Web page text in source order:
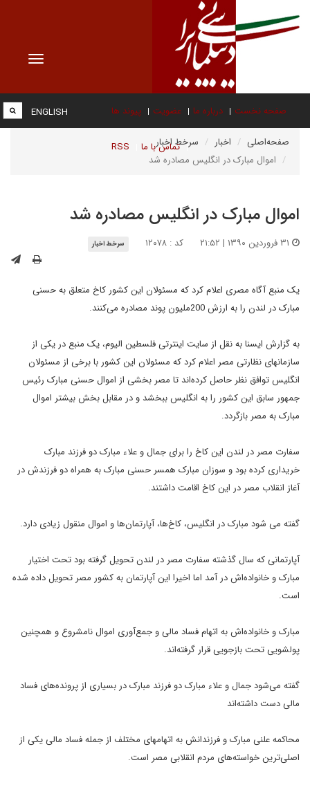
Toggle
صفحه نخست درباره ما عضویت پیوند ها
تماس با ما RSS
ENGLISH
صفحه‌اصلی اخبار
سرخط اخبار
اموال مبارک در انگلیس مصادره شد
اموال مبارک در انگلیس مصادره شد
کد : ۱۲۰۷۸ سرخط اخبار
یک منبع آگاه مصری اعلام کرد که مسئولان این کشور کاخ متعلق به حسنی
مبارک در لندن را به ارزش 200ملیون پوند مصادره می‌کنند.
به گزارش ایسنا به نقل از سایت اینترتی فلسطین الیوم، یک منبع در یکی از
سازمانهای نظارتی مصر اعلام کرد که مسئولان این کشور با برخی از مسئولان
انگلیس توافق نظر حاصل کرده‌اند تا مصر بخشی از اموال حسنی مبارک رئیس
جمهور سابق این کشور را به انگلیس ببخشد و در مقابل بخش بیشتر اموال
مبارک به مصر بازگردد.
سفارت مصر در لندن این کاخ را برای جمال و علاء مبارک دو فرزند مبارک
خریداری کرده بود و سوزان مبارک همسر حسنی مبارک به همراه دو فرزندش در
آغاز انقلاب مصر در این کاخ اقامت داشتند.
گفته می شود مبارک در انگلیس، کاخ‌ها، آپارتمان‌ها و اموال منقول زیادی دارد.
آپارتمانی که سال گذشته سفارت مصر در لندن تحویل گرفته بود تحت اختیار
مبارک و خانواده‌اش در آمد اما اخیرا این آپارتمان به کشور مصر تحویل داده شده
است.
مبارک و خانواده‌اش به اتهام فساد مالی و جمع‌آوری اموال نامشروع و همچنین
پولشویی تحت بازجویی قرار گرفته‌اند.
گفته می‌شود جمال و علاء مبارک دو فرزند مبارک در بسیاری از پرونده‌های فساد
مالی دست داشته‌اند
محاکمه علنی مبارک و فرزندانش به اتهامهای مختلف از جمله فساد مالی یکی از
اصلی‌ترین خواسته‌های مردم انقلابی مصر است.